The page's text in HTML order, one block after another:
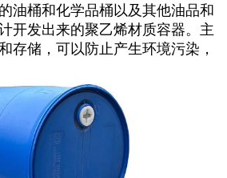
油桶和化学品桶以及其他油品和
开发出来的聚乙烯材质容器。主
存储，可以防止产生环境污染，